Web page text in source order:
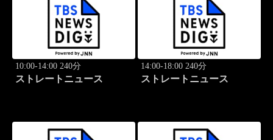
10:00-14:00 240分
ストレートニュース
14:00-18:00 240分
ストレートニュース